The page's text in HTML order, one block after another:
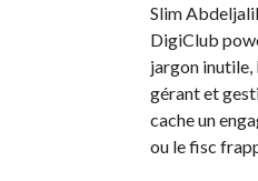
Slim
DigiClub
jargon inutile,
gérant et
cache un
ou le fisc